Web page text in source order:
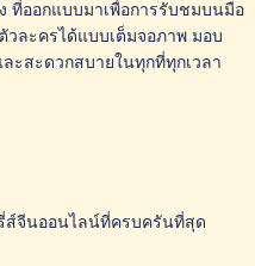
ที่ออกแบบมาเพื่อการรับชมบนมือ
วละครได้แบบเต็มจอภาพ มอบ
ะสะดวกสบายในทุกที่ทุกเวลา
รี่ส์จีนออนไลน์ที่ครบครันที่สุด